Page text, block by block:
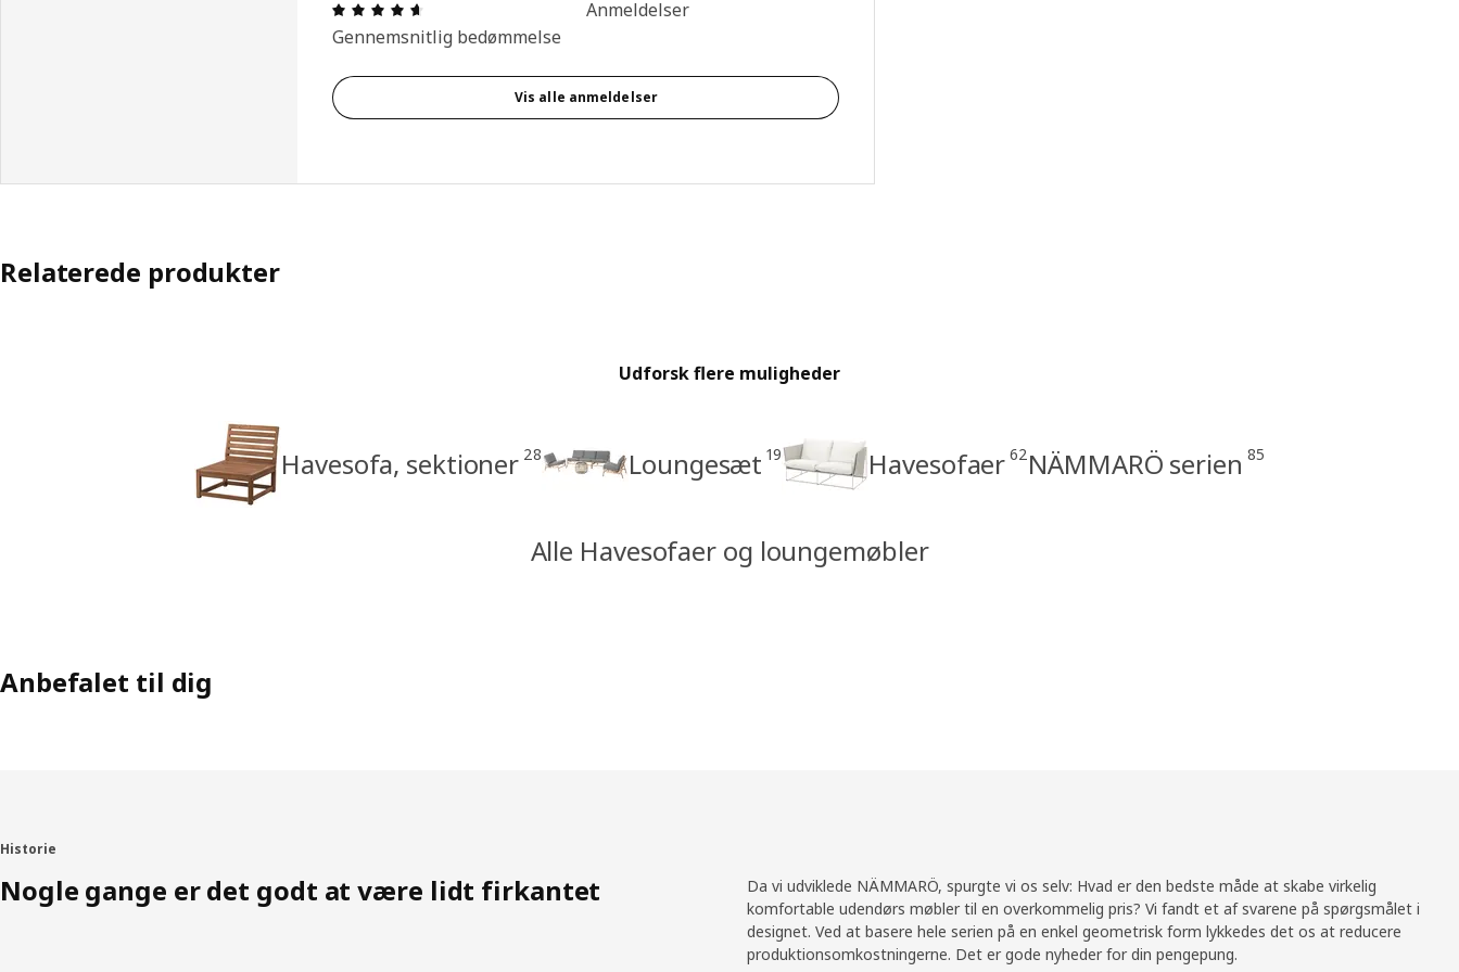
Anmeldelse: 4.6 Ud af 5 Stjerner. Anmeldelser i alt: 119
Gennemsnitlig bedømmelse
Anmeldelser
Vis alle anmeldelser
Relaterede produkter
Udforsk flere muligheder
Havesofa, sektioner 28 Loungesæt 19 Havesofaer 62NÄMMARÖ serien 85
Alle Havesofaer og loungemøbler
Anbefalet til dig
Historie
Nogle gange er det godt at være lidt firkantet
Da vi udviklede NÄMMARÖ, spurgte vi os selv: Hvad er den bedste måde at skabe virkelig
komfortable udendørs møbler til en overkommelig pris? Vi fandt et af svarene på spørgsmålet i
designet. Ved at basere hele serien på en enkel geometrisk form lykkedes det os at reducere
produktionsomkostningerne. Det er gode nyheder for din pengepung.